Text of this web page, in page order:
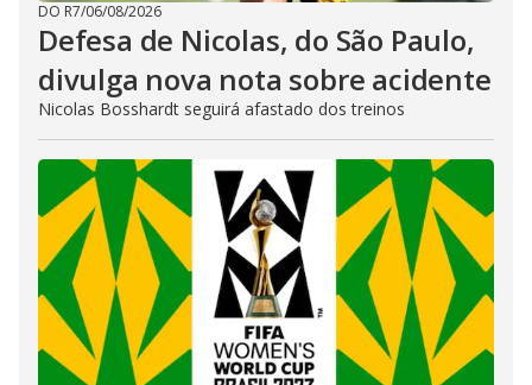
DO R7/06/08/2026
Defesa de Nicolas, do São Paulo,
divulga nova nota sobre acidente
Nicolas Bosshardt seguirá afastado dos treinos